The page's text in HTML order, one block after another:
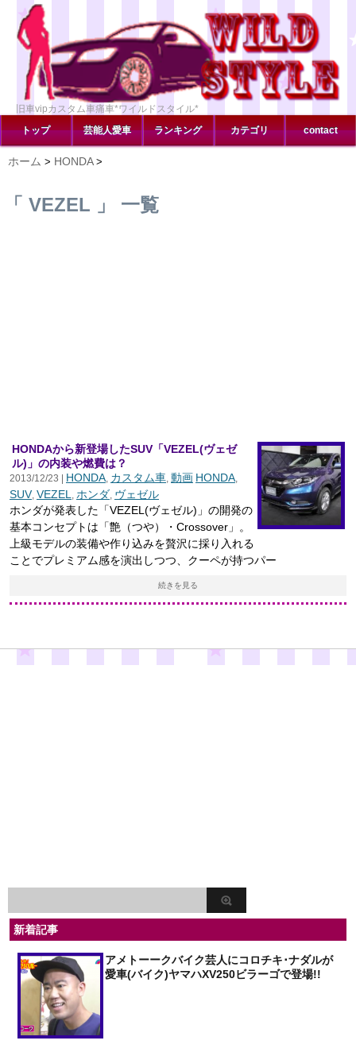
旧車vipカスタム車痛車*ワイルドスタイル*
トップ
芸能人愛車 ランキング カテゴリ contact
ホーム > HONDA >
「 VEZEL 」 一覧
HONDAから新登場したSUV「VEZEL(ヴェゼ
ル)」の内装や燃費は？
2013/12/23 | HONDA, カスタム車, 動画 HONDA,
SUV, VEZEL , ホンダ, ヴェゼル
ホンダが発表した「VEZEL(ヴェゼル)」の開発の
基本コンセプトは「艶（つや）・Crossover」。
上級モデルの装備や作り込みを贅沢に採り入れる
ことでプレミアム感を演出しつつ、クーペが持つパー
続きを見る
新着記事
アメトーークバイク芸人にコロチキ･ナダルが
愛車(バイク)ヤマハXV250ビラーゴで登場!!